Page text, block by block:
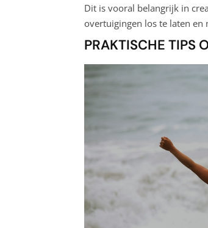
Dit is vooral belangrijk in
overtuigingen los te laten en
PRAKTISCHE TIPS